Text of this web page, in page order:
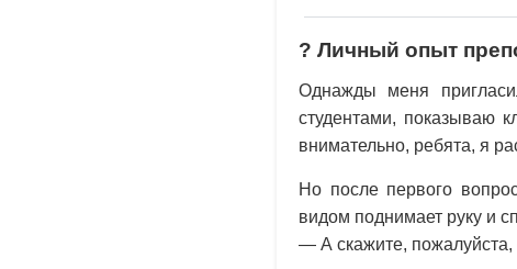
? Личный опыт
Однажды меня
студентами, показываю
внимательно, ребята, я
Но после первого
видом поднимает руку и
— А скажите, пожалуйста,